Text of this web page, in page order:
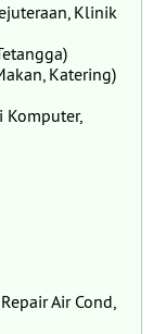
Klinik
Katering)
Air Cond,